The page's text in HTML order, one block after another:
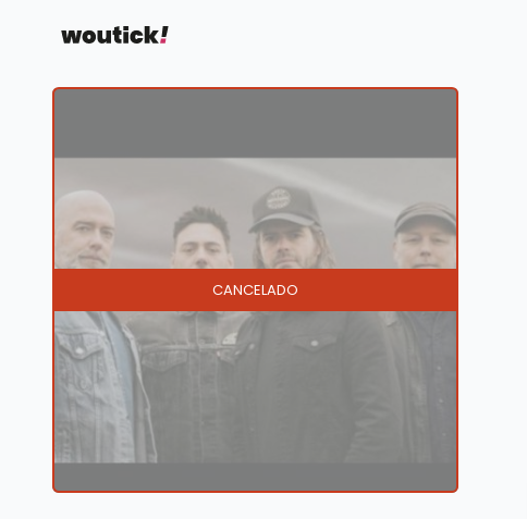
CANCELADO